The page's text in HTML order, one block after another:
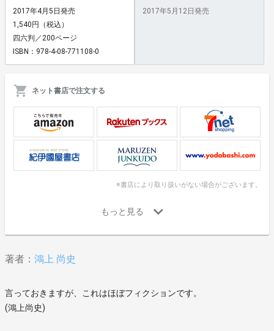
2017年4月5日発売
1,540円（税込）
四六判／200ページ
ISBN：978-4-08-771108-0
2017年5月12日発売
ネット書店で注文する
※書店により取り扱いがない場合がございます。
著者： 鴻上 尚史
言っておきますが、これはほぼフィクションです。
(鴻上尚史)